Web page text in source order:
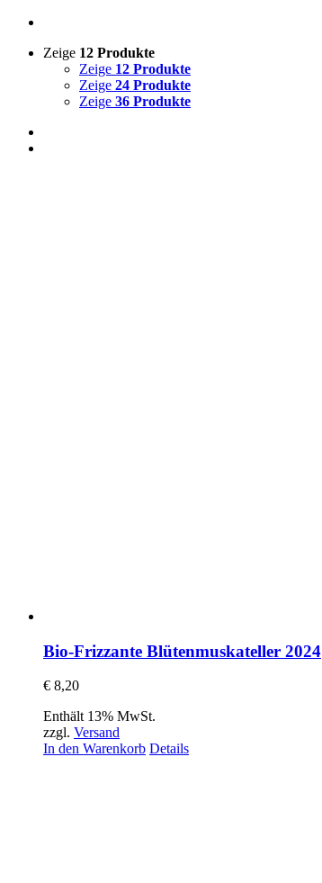
Zeige 12 Produkte
Zeige 12 Produkte
Zeige 24 Produkte
Zeige 36 Produkte
Bio-Frizzante Blütenmuskateller 2024
€ 8,20
Enthält 13% MwSt.
zzgl. Versand
In den Warenkorb Details